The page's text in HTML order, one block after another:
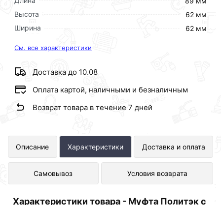
Высота
62 мм
Ширина
62 мм
См. все характеристики
Доставка до 10.08
Оплата картой, наличными и безналичным
Возврат товара в течение 7 дней
Описание Характеристики Доставка и оплата
Самовывоз Условия возврата
Муфта Политэк с внутренней
резьбой 32х1 1/4 ТПК-АКВА
52003214 представлен в интернет-
Характеристики товара - Муфта Политэк с